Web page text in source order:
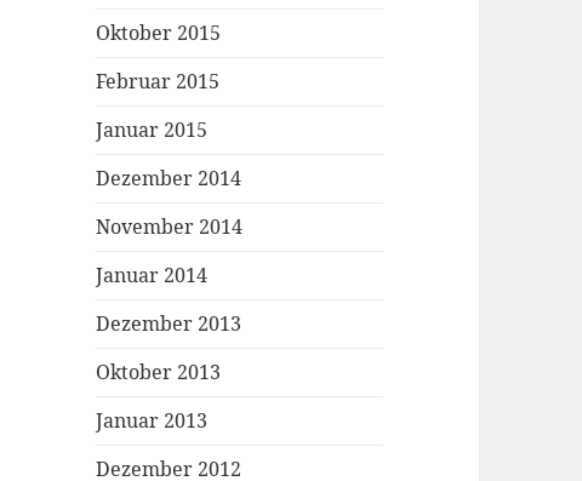
Oktober 2015
Februar 2015
Januar 2015
Dezember 2014
November 2014
Januar 2014
Dezember 2013
Oktober 2013
Januar 2013
Dezember 2012